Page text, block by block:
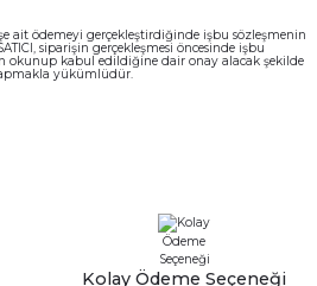
ait ödemeyi gerçekleştirdiğinde işbu sözleşmenin
siparişin gerçekleşmesi öncesinde işbu
okunup kabul edildiğine dair onay alacak şekilde
yükümlüdür.
Kolay Ödeme Seçeneği